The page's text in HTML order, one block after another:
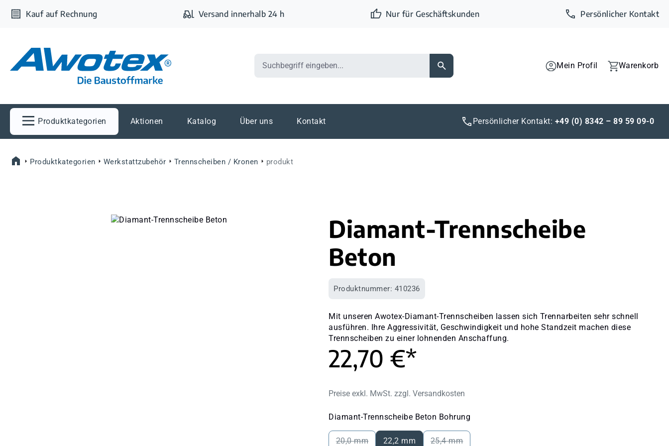
Hauptinhalt springen
Zur Suche springen
Zur Hauptnavigation springen
Kauf auf Rechnung Versand innerhalb 24 h Nur für Geschäftskunden Persönlicher Kontakt
Mein Profil Warenkorb
Produktkategorien Aktionen Katalog Über uns Kontakt Persönlicher Kontakt: +49 (0) 8342 – 89 59 09-0
Produktkategorien Werkstattzubehör Trennscheiben / Kronen produkt
Diamant-Trennscheibe
Beton
Produktnummer: 410236
Mit unseren Awotex-Diamant-Trennscheiben lassen sich Trennarbeiten sehr schnell
ausführen. Ihre Aggressivität, Geschwindigkeit und hohe Standzeit machen diese
Trennscheiben zu einer lohnenden Anschaffung.
22,70 €*
Preise exkl. MwSt. zzgl. Versandkosten
Diamant-Trennscheibe Beton Bohrung
20,0 mm 22,2 mm 25,4 mm